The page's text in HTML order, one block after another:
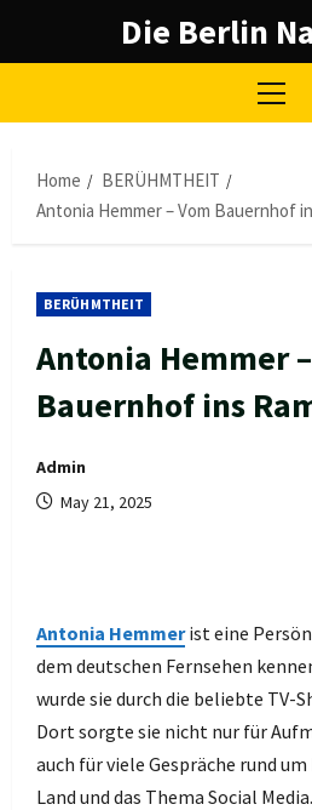
Die Berlin
Home
BERÜHMTHEIT
Antonia Hemmer – Vom Bauernhof
BERÜHMTHEIT
Antonia Hemmer
Bauernhof ins
Admin
May 21, 2025
Antonia Hemmerist eine
dem deutschen Fernsehen
wurde sie durch die beliebte TV-
Dort sorgte sie nicht nur für
auch für viele Gespräche rund
Land und das Thema Social